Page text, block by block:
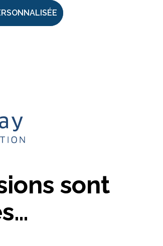
sont